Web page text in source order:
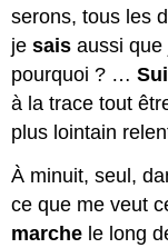
serons, tous les
jesais aussi que
pourquoi ? …
à la trace tout
plus lointain
À minuit, seul,
ce que me veut
marche le long